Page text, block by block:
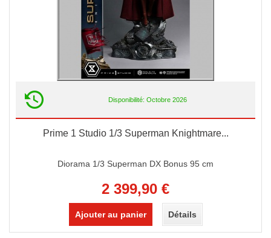
Disponibilité: Octobre 2026
Prime 1 Studio 1/3 Superman Knightmare...
Diorama 1/3 Superman DX Bonus 95 cm
2 399,90 €
Ajouter au panier Détails